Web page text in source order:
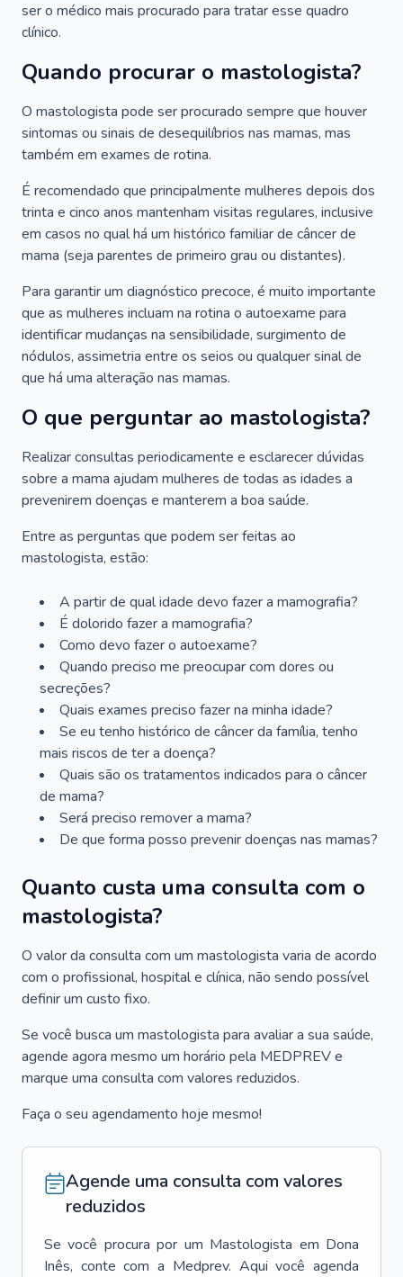
ser o médico mais procurado para tratar esse quadro
clínico.
Quando procurar o mastologista?
O mastologista pode ser procurado sempre que houver
sintomas ou sinais de desequilíbrios nas mamas, mas
também em exames de rotina.
É recomendado que principalmente mulheres depois dos
trinta e cinco anos mantenham visitas regulares, inclusive
em casos no qual há um histórico familiar de câncer de
mama (seja parentes de primeiro grau ou distantes).
Para garantir um diagnóstico precoce, é muito importante
que as mulheres incluam na rotina o autoexame para
identificar mudanças na sensibilidade, surgimento de
nódulos, assimetria entre os seios ou qualquer sinal de
que há uma alteração nas mamas.
O que perguntar ao mastologista?
Realizar consultas periodicamente e esclarecer dúvidas
sobre a mama ajudam mulheres de todas as idades a
prevenirem doenças e manterem a boa saúde.
Entre as perguntas que podem ser feitas ao
mastologista, estão:
A partir de qual idade devo fazer a mamografia?
É dolorido fazer a mamografia?
Como devo fazer o autoexame?
Quando preciso me preocupar com dores ou
secreções?
Quais exames preciso fazer na minha idade?
Se eu tenho histórico de câncer da família, tenho
mais riscos de ter a doença?
Quais são os tratamentos indicados para o câncer
de mama?
Será preciso remover a mama?
De que forma posso prevenir doenças nas mamas?
Quanto custa uma consulta com o
mastologista?
O valor da consulta com um mastologista varia de acordo
com o profissional, hospital e clínica, não sendo possível
definir um custo fixo.
Se você busca um mastologista para avaliar a sua saúde,
agende agora mesmo um horário pela MEDPREV e
marque uma consulta com valores reduzidos.
Faça o seu agendamento hoje mesmo!
Agende uma consulta com valores
reduzidos
Se você procura por um Mastologista em Dona
Inês, conte com a Medprev. Aqui você agenda